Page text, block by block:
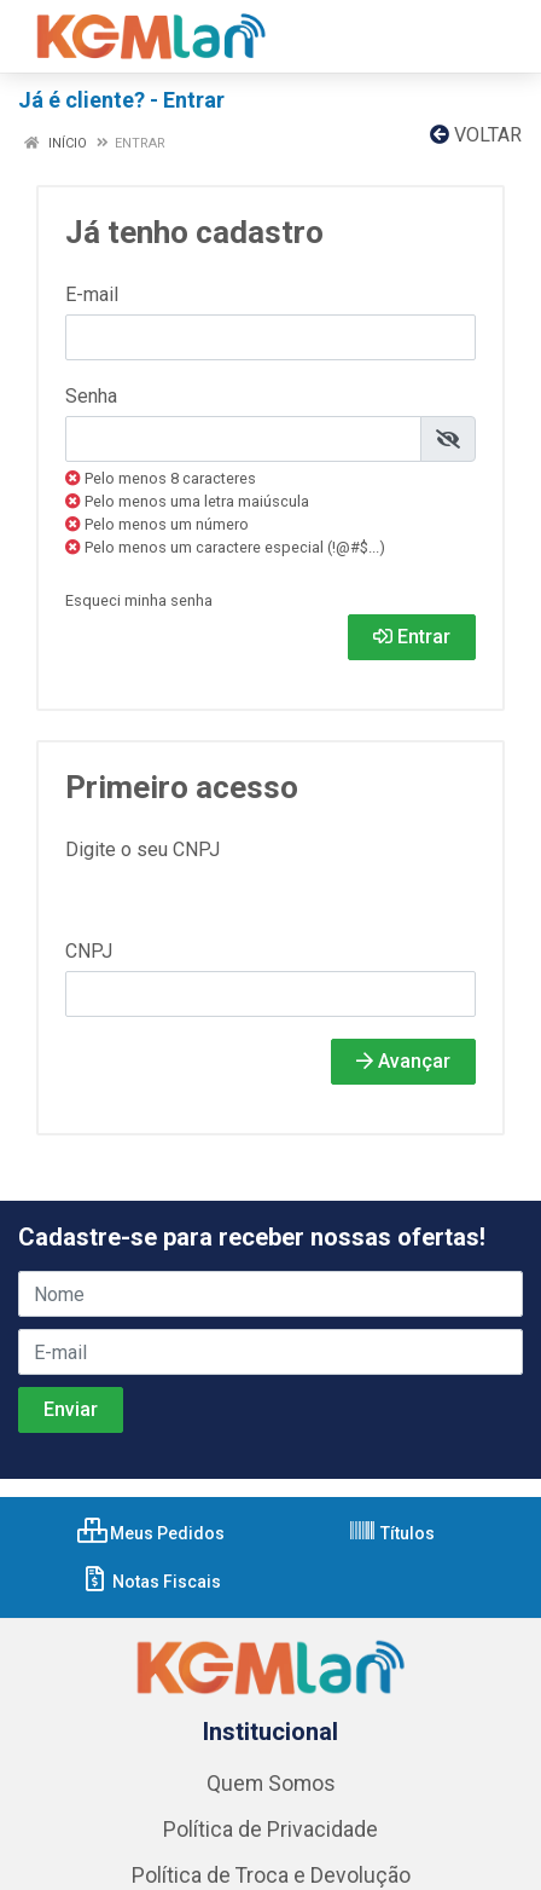
Já é cliente? - Entrar
VOLTAR
INÍCIO ENTRAR
Já tenho cadastro
E-mail
Senha
Pelo menos 8 caracteres
Pelo menos uma letra maiúscula
Pelo menos um número
Pelo menos um caractere especial (!@#$...)
Esqueci minha senha
Entrar
Primeiro acesso
Digite o seu CNPJ
CNPJ
Avançar
Cadastre-se para receber nossas ofertas!
Meus Pedidos Títulos
Notas Fiscais
Institucional
Quem Somos
Política de Privacidade
Política de Troca e Devolução